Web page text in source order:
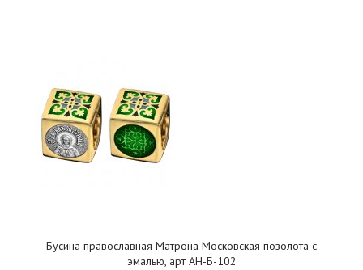
Бусина православная Матрона Московская позолота с
эмалью, арт АН-Б-102